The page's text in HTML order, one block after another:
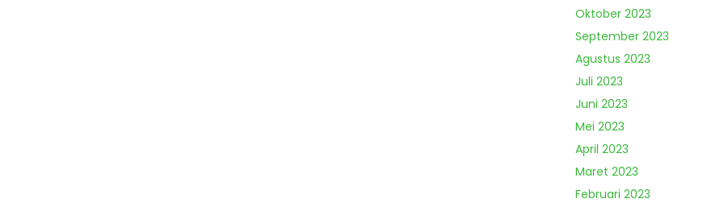
Oktober 2023
September 2023
Agustus 2023
Juli 2023
Juni 2023
Mei 2023
April 2023
Maret 2023
Februari 2023